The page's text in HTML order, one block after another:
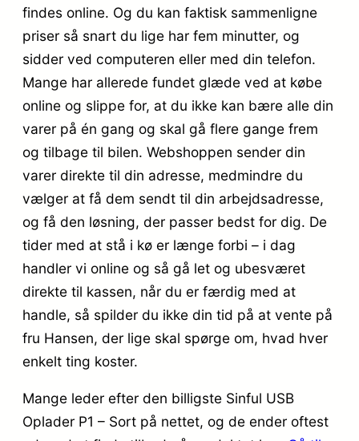
findes online. Og du kan faktisk sammenligne
priser så snart du lige har fem minutter, og
sidder ved computeren eller med din telefon.
Mange har allerede fundet glæde ved at købe
online og slippe for, at du ikke kan bære alle din
varer på én gang og skal gå flere gange frem
og tilbage til bilen. Webshoppen sender din
varer direkte til din adresse, medmindre du
vælger at få dem sendt til din arbejdsadresse,
og få den løsning, der passer bedst for dig. De
tider med at stå i kø er længe forbi – i dag
handler vi online og så gå let og ubesværet
direkte til kassen, når du er færdig med at
handle, så spilder du ikke din tid på at vente på
fru Hansen, der lige skal spørge om, hvad hver
enkelt ting koster.
Mange leder efter den billigste Sinful USB
Oplader P1 – Sort på nettet, og de ender oftest